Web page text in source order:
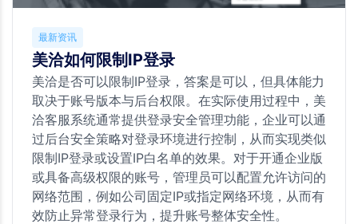
最新资讯
美洽如何限制IP登录
美洽是否可以限制IP登录，答案是可以，但具体能力
取决于账号版本与后台权限。在实际使用过程中，美
洽客服系统通常提供登录安全管理功能，企业可以通
过后台安全策略对登录环境进行控制，从而实现类似
限制IP登录或设置IP白名单的效果。对于开通企业版
或具备高级权限的账号，管理员可以配置允许访问的
网络范围，例如公司固定IP或指定网络环境，从而有
效防止异常登录行为，提升账号整体安全性。